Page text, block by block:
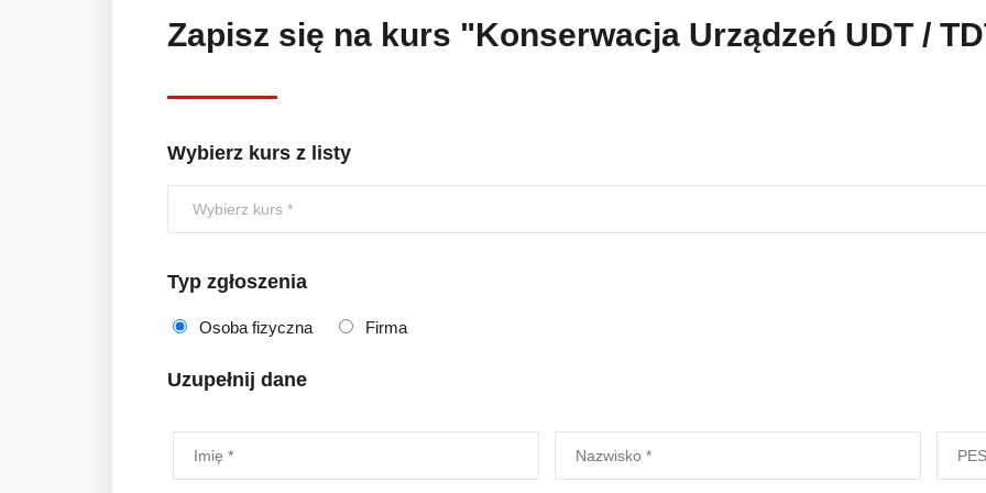
Zapisz się na kurs "Konserwacja Urządzeń UDT /
Wybierz kurs z listy
Typ zgłoszenia
Osoba fizyczna Firma
Uzupełnij dane